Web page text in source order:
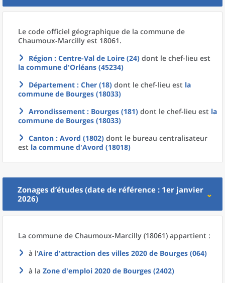
Le code officiel géographique de la commune de
Chaumoux-Marcilly est 18061.
Région : Centre-Val de Loire (24) dont le chef-lieu est
la commune d'Orléans (45234)
Département : Cher (18) dont le chef-lieu est la
commune de Bourges (18033)
Arrondissement : Bourges (181) dont le chef-lieu est la
commune de Bourges (18033)
Canton : Avord (1802) dont le bureau centralisateur
est la commune d'Avord (18018)
Zonages d’études (date de référence : 1er janvier
2026)
La commune de Chaumoux-Marcilly (18061) appartient :
à l'Aire d'attraction des villes 2020 de Bourges (064)
à la Zone d'emploi 2020 de Bourges (2402)